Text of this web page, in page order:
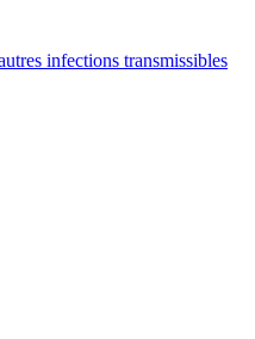
infections transmissibles